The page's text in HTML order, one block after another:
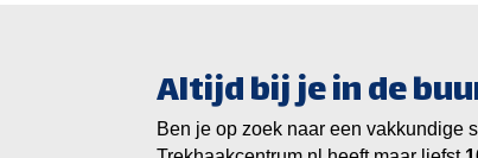
Altijd bij je in de
Ben je op zoek naar een vakkundige